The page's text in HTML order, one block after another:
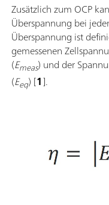
Zusätzlich zum OCP
Überspannung bei
Überspannung ist
gemessenen
(Emeas) und der
(Eeq) [1].